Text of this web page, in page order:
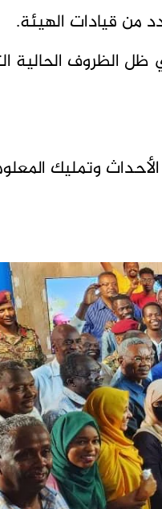
من قيادات الهيئة.
الظروف الحالية
وتمليك